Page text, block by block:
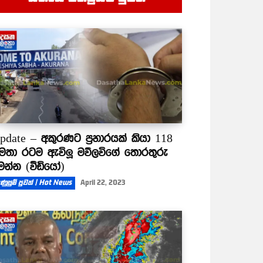
– අකුරණට ප්‍රහාරයක් කියා 118
රටම ඇවිලූ මව්ලවිගේ තොරතුරු
(වීඩියෝ)
පුවත් | Hot News April 22, 2023